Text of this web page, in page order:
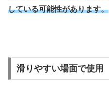
している可能性があります。
滑りやすい場面で使用